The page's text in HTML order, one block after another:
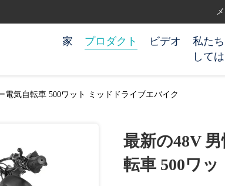
家 プロダクト ビデオ
私た
しては
電気自転車 500ワット ミッドドライブエバイク
最新の48V
転車 500ワ